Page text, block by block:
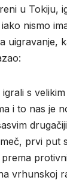
u Tokiju,
nismo
uigravanje,
s
i to nas je
prvi put
vrhunskoj